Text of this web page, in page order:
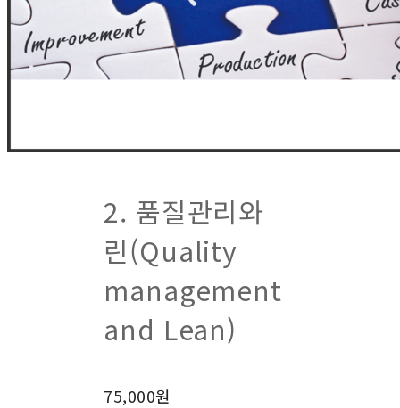
2. 품질관리와
린(Quality
management
and Lean)
75,000원